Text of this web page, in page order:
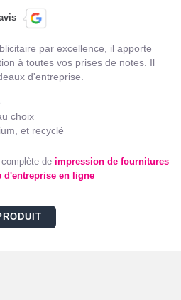
par excellence, il apporte
à toutes vos prises de notes. Il
d'entreprise.
choix
et recyclé
de impression de fournitures
d'entreprise en ligne